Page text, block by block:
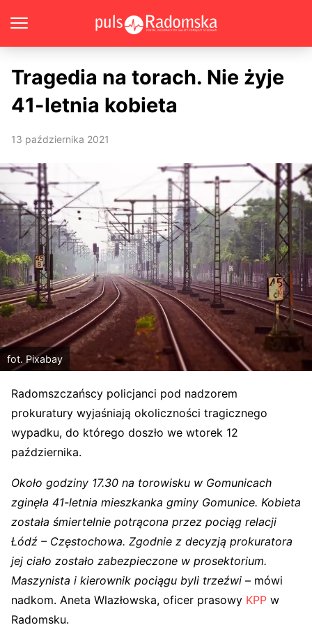
Tragedia na torach. Nie żyje
41-letnia kobieta
13 października 2021
fot. Pixabay
Radomszczańscy policjanci pod nadzorem
prokuratury wyjaśniają okoliczności tragicznego
wypadku, do którego doszło we wtorek 12
października.
Około godziny 17.30 na torowisku w Gomunicach
zginęła 41-letnia mieszkanka gminy Gomunice. Kobieta
została śmiertelnie potrącona przez pociąg relacji
Łódź – Częstochowa. Zgodnie z decyzją prokuratora
jej ciało zostało zabezpieczone w prosektorium.
Maszynista i kierownik pociągu byli trzeźwi – mówi
nadkom. Aneta Wlazłowska, oficer prasowy KPP w
Radomsku.